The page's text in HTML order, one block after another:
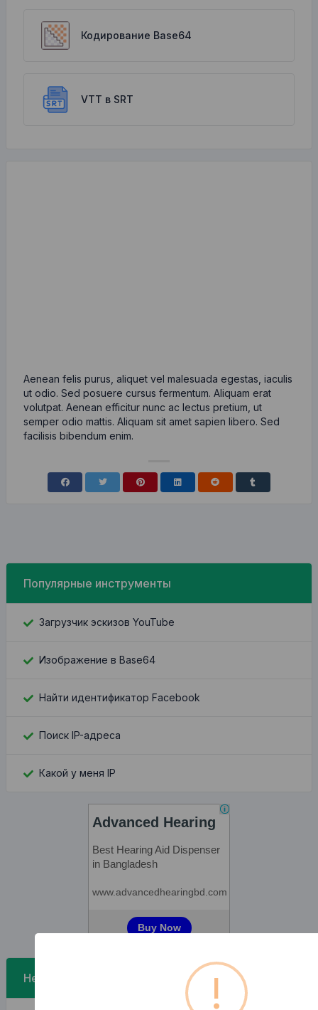
Кодирование Base64
VTT в SRT
Aenean felis purus, aliquet vel malesuada egestas, iaculis
ut odio. Sed posuere cursus fermentum. Aliquam erat
volutpat. Aenean efficitur nunc ac lectus pretium, ut
semper odio mattis. Aliquam sit amet sapien libero. Sed
facilisis bibendum enim.
Популярные инструменты
Загрузчик эскизов YouTube
Изображение в Base64
Найти идентификатор Facebook
Поиск IP-адреса
Какой у меня IP
Недавние Посты !